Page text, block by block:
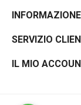
INFORMAZIONE
SERVIZIO
IL MIO